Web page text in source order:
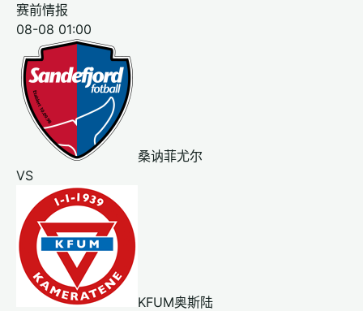
赛前情报
08-08 01:00
桑讷菲尤尔
VS
KFUM奥斯陆